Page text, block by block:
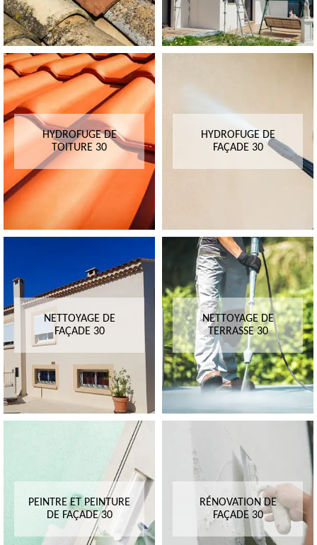
HYDROFUGE DE
TOITURE 30
HYDROFUGE DE
FAÇADE 30
NETTOYAGE DE
FAÇADE 30
NETTOYAGE DE
TERRASSE 30
PEINTRE ET PEINTURE
DE FAÇADE 30
RÉNOVATION DE
FAÇADE 30